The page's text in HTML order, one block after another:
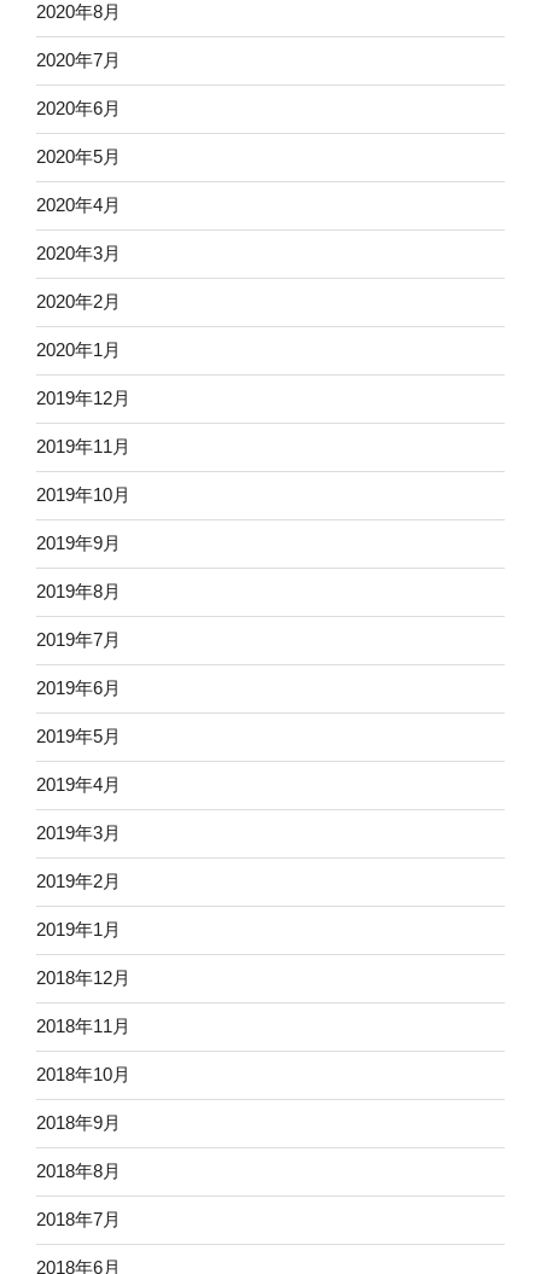
2020年8月
2020年7月
2020年6月
2020年5月
2020年4月
2020年3月
2020年2月
2020年1月
2019年12月
2019年11月
2019年10月
2019年9月
2019年8月
2019年7月
2019年6月
2019年5月
2019年4月
2019年3月
2019年2月
2019年1月
2018年12月
2018年11月
2018年10月
2018年9月
2018年8月
2018年7月
2018年6月